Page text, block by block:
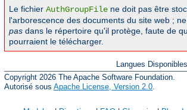
Le fichier AuthGroupFile ne doit pas être
l'arborescence des documents du site web ;
pas dans le répertoire qu'il protège, faute de
pourraient le télécharger.
Langues
Copyright 2026 The Apache Software Foundation.
Autorisé sous Apache License, Version 2.0.